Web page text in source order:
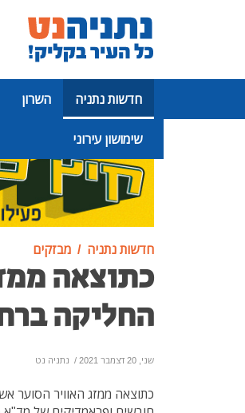
חדשות נתניה השרון
שימושון עירוני
פרסומת
חדשות נתניה מבזקים
כתוצאה
החליקה
שני, 20 דצמבר 2021 / נתניה נט
כתוצאה ממזג האוויר הסוער